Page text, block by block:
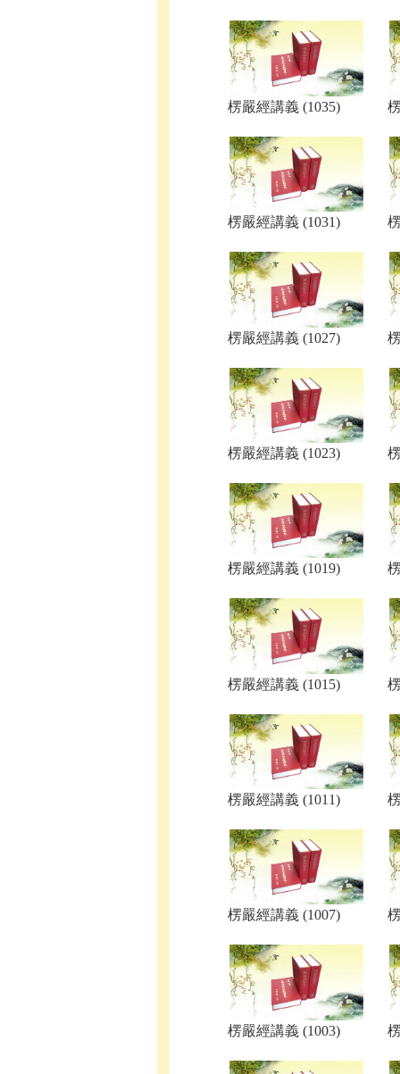
楞嚴經講義 (1035)
楞嚴經講義 (1031)
楞嚴經講義 (1027)
楞嚴經講義 (1023)
楞嚴經講義 (1019)
楞嚴經講義 (1015)
楞嚴經講義 (1011)
楞嚴經講義 (1007)
楞嚴經講義 (1003)